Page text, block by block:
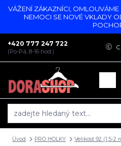
VÁŽENÍ ZÁKAZNÍCI,
NEMOCI SE NOVÉ VKLADY
+420 777 247 722
(Po-Pá, 8-16 hod.)
Úvod PRO HOLKY Velikost 92 (1,5-2